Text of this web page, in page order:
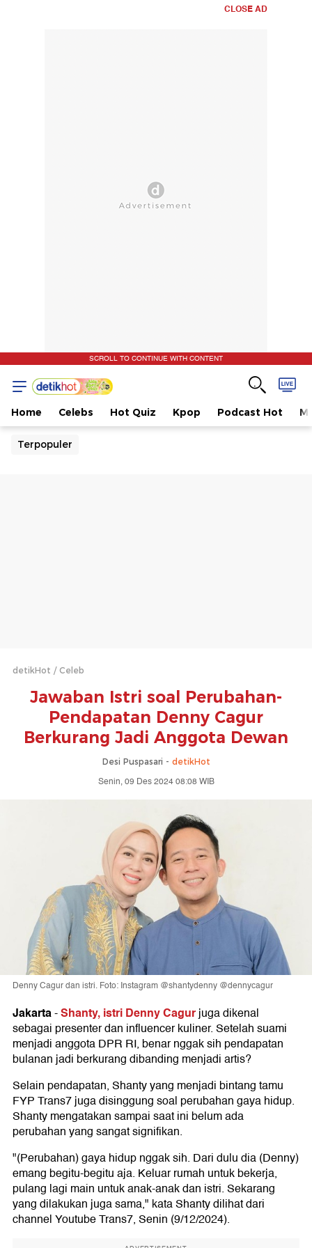
CLOSE AD
SCROLL TO CONTINUE WITH CONTENT
Home Celebs Hot Quiz Kpop Podcast Hot
Terpopuler
detikHot Celeb
Jawaban Istri soal Perubahan-
Pendapatan Denny Cagur
Berkurang Jadi Anggota Dewan
Desi Puspasari - detikHot
Senin, 09 Des 2024 08:08 WIB
Denny Cagur dan istri. Foto: Instagram @shantydenny @dennycagur
Jakarta-Shanty, istri Denny Cagurjuga dikenal
sebagai presenter dan influencer kuliner. Setelah suami
menjadi anggota DPR RI, benar nggak sih pendapatan
bulanan jadi berkurang dibanding menjadi artis?
Selain pendapatan, Shanty yang menjadi bintang tamu
FYP Trans7 juga disinggung soal perubahan gaya hidup.
Shanty mengatakan sampai saat ini belum ada
perubahan yang sangat signifikan.
"(Perubahan) gaya hidup nggak sih. Dari dulu dia (Denny)
emang begitu-begitu aja. Keluar rumah untuk bekerja,
pulang lagi main untuk anak-anak dan istri. Sekarang
yang dilakukan juga sama," kata Shanty dilihat dari
channel Youtube Trans7, Senin (9/12/2024).